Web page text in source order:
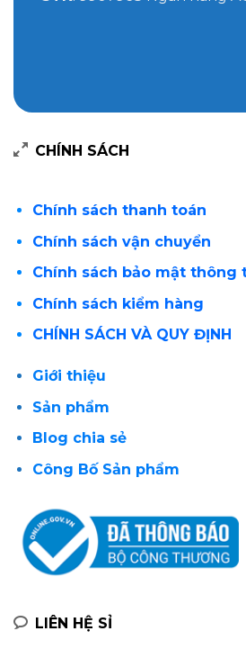
CHÍNH SÁCH
Chính sách thanh toán
Chính sách vận chuyển
Chính sách bảo mật thông
Chính sách kiểm hàng
CHÍNH SÁCH VÀ QUY ĐỊNH
Giới thiệu
Sản phẩm
Blog chia sẻ
Công Bố Sản phẩm
LIÊN HỆ SỈ